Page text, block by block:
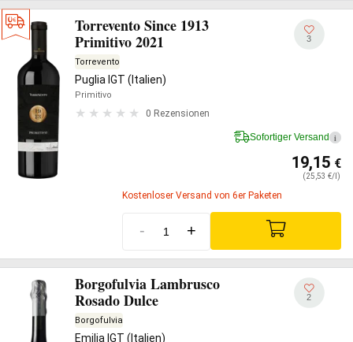
Torrevento Since 1913
Primitivo 2021
Torrevento
Puglia IGT (Italien)
Primitivo
0 Rezensionen
3
Sofortiger Versand i
19,15 €
(25,53 €/l)
Kostenloser Versand von 6er Paketen
- +
Borgofulvia Lambrusco
Rosado Dulce
Borgofulvia
Emilia IGT (Italien)
2